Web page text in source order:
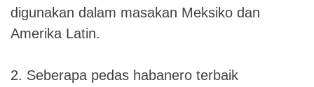
digunakan dalam masakan Meksiko dan
Amerika Latin.
2. Seberapa pedas habanero terbaik